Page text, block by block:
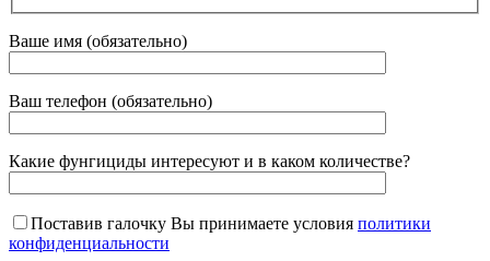
Ваше имя (обязательно)
Ваш телефон (обязательно)
Какие фунгициды интересуют и в каком количестве?
Поставив галочку Вы принимаете условия политики
конфиденциальности